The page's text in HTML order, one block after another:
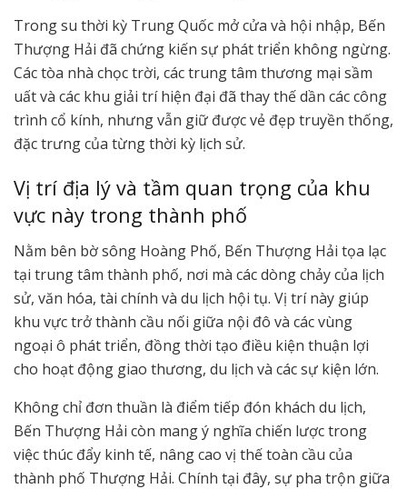
Trong su thời kỳ Trung Quốc mở cửa và hội nhập, Bến
Thượng Hải đã chứng kiến sự phát triển không ngừng.
Các tòa nhà chọc trời, các trung tâm thương mại sầm
uất và các khu giải trí hiện đại đã thay thế dần các công
trình cổ kính, nhưng vẫn giữ được vẻ đẹp truyền thống,
đặc trưng của từng thời kỳ lịch sử.
Vị trí địa lý và tầm quan trọng của khu
vực này trong thành phố
Nằm bên bờ sông Hoàng Phố, Bến Thượng Hải tọa lạc
tại trung tâm thành phố, nơi mà các dòng chảy của lịch
sử, văn hóa, tài chính và du lịch hội tụ. Vị trí này giúp
khu vực trở thành cầu nối giữa nội đô và các vùng
ngoại ô phát triển, đồng thời tạo điều kiện thuận lợi
cho hoạt động giao thương, du lịch và các sự kiện lớn.
Không chỉ đơn thuần là điểm tiếp đón khách du lịch,
Bến Thượng Hải còn mang ý nghĩa chiến lược trong
việc thúc đẩy kinh tế, nâng cao vị thế toàn cầu của
thành phố Thượng Hải. Chính tại đây, sự pha trộn giữa